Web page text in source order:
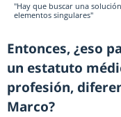
"Hay que buscar una
elementos singulares"
Entonces, ¿eso
un estatuto
profesión,
Marco?